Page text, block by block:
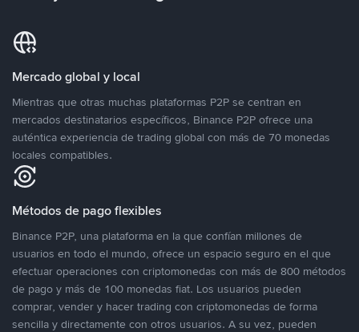
Mercado global y local
Mientras que otras muchas plataformas P2P se centran en
mercados destinatarios específicos, Binance P2P ofrece una
auténtica experiencia de trading global con más de 70 monedas
locales compatibles.
Métodos de pago flexibles
Binance P2P, una plataforma en la que confían millones de
usuarios en todo el mundo, ofrece un espacio seguro en el que
efectuar operaciones con criptomonedas con más de 800 métodos
de pago y más de 100 monedas fiat. Los usuarios pueden
comprar, vender y hacer trading con criptomonedas de forma
sencilla y directamente con otros usuarios. A su vez, pueden